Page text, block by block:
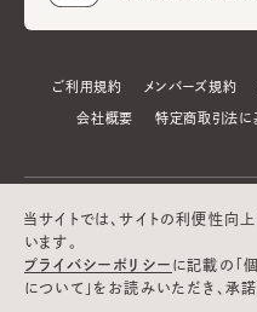
ご利用規約 メンバーズ規約
会社概要 特定商取引法に
当サイトでは、サイトの利便性向
います。
プライバシーポリシー に記載の「
について」をお読みいただき、承